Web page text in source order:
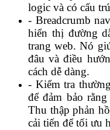
logic và có cấu
- Breadcrumb
hiển thị đường
trang web. Nó
đâu và điều
cách dễ dàng.
- Kiểm tra
để đảm bảo
Thu thập phản
cải tiến để tối ưu